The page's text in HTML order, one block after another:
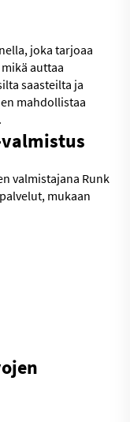
joka tarjoaa
auttaa
saasteilta ja
mahdollistaa
valmistus
valmistajana Runk
mukaan